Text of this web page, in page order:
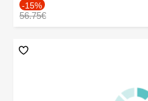
-15%
56.75€